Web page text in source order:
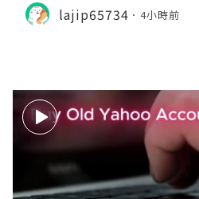
lajip65734 4小時前